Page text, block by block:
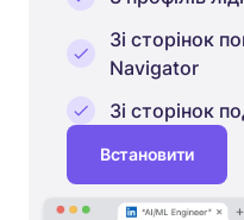
Зі сторінок
Navigator
Зі сторінок
Встановити